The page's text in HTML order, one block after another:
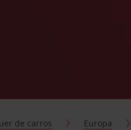
de carros Europa